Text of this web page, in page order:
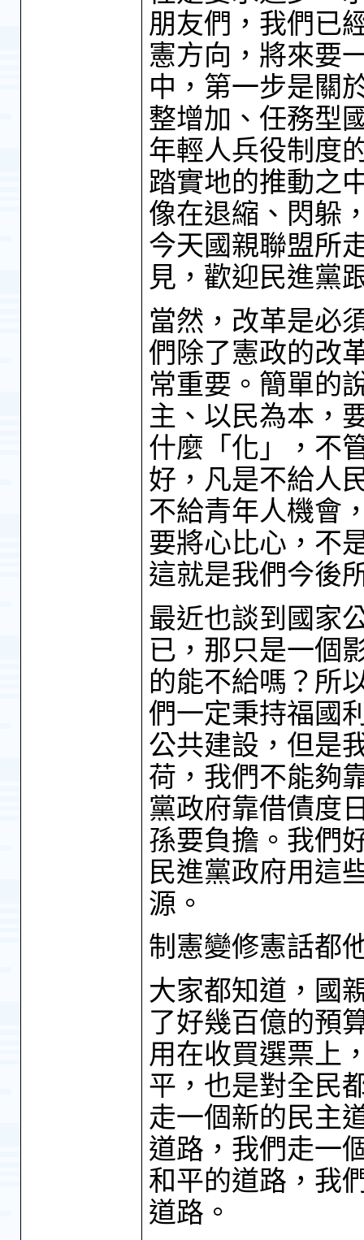
朋友們，我們已
憲方向，將來要
中，第一步是關
整增加、任務型
年輕人兵役制度
踏實地的推動之
像在退縮、閃躲
今天國親聯盟所
見，歡迎民進黨
當然，改革是必
們除了憲政的改
常重要。簡單的
主、以民為本，
什麼「化」，不
好，凡是不給人
不給青年人機會
要將心比心，不
這就是我們今後
最近也談到國家
已，那只是一個
的能不給嗎？所
們一定秉持福國
公共建設，但是
荷，我們不能夠
黨政府靠借債度
孫要負擔。我們
民進黨政府用這
源。
制憲變修憲話都
大家都知道，國
了好幾百億的預
用在收買選票上
平，也是對全民
走一個新的民主
道路，我們走一
和平的道路，我
道路。